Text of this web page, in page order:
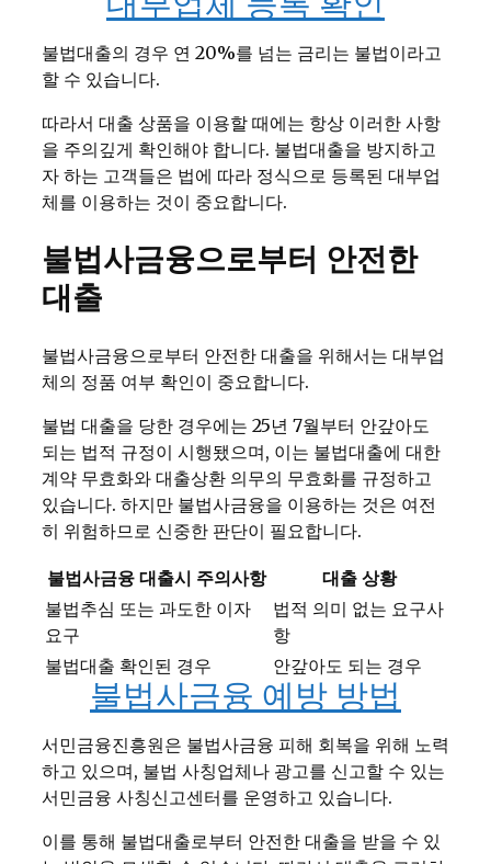
불법대출의 경우 연 20%를 넘는 금리는 불법이라고
할 수 있습니다.
따라서 대출 상품을 이용할 때에는 항상 이러한 사항
을 주의깊게 확인해야 합니다. 불법대출을 방지하고
자 하는 고객들은 법에 따라 정식으로 등록된 대부업
체를 이용하는 것이 중요합니다.
불법사금융으로부터 안전한
대출
불법사금융으로부터 안전한 대출을 위해서는 대부업
체의 정품 여부 확인이 중요합니다.
불법 대출을 당한 경우에는 25년 7월부터 안갚아도
되는 법적 규정이 시행됐으며, 이는 불법대출에 대한
계약 무효화와 대출상환 의무의 무효화를 규정하고
있습니다. 하지만 불법사금융을 이용하는 것은 여전
히 위험하므로 신중한 판단이 필요합니다.
불법사금융 대출시 주의사항
대출 상황
불법추심 또는 과도한 이자
요구
법적 의미 없는 요구사
항
불법대출 확인된 경우
안갚아도 되는 경우
불법사금융 예방 방법
서민금융진흥원은 불법사금융 피해 회복을 위해 노력
하고 있으며, 불법 사칭업체나 광고를 신고할 수 있는
서민금융 사칭신고센터를 운영하고 있습니다.
이를 통해 불법대출로부터 안전한 대출을 받을 수 있